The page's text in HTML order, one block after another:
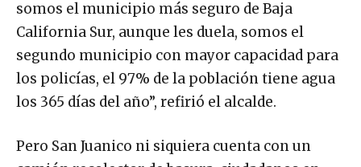
somos el municipio más seguro de Baja
California Sur, aunque les duela, somos el
segundo municipio con mayor capacidad para
los policías, el 97% de la población tiene agua
los 365 días del año”, refirió el alcalde.
Pero San Juanico ni siquiera cuenta con un